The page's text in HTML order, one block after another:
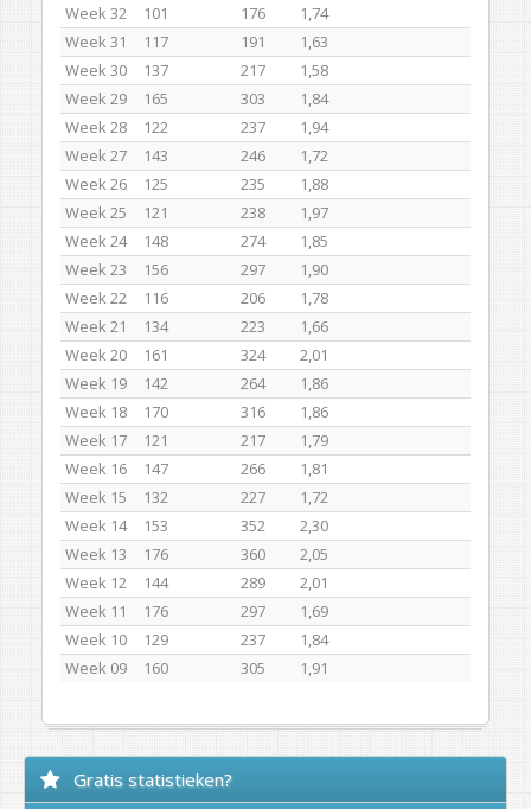
Week 32
101 176
1,74
Week 31
117 191
1,63
Week 30
137 217
1,58
Week 29
165 303
1,84
Week 28
122 237
1,94
Week 27
143 246
1,72
Week 26
125 235
1,88
Week 25
121 238
1,97
Week 24
148 274
1,85
Week 23
156 297
1,90
Week 22
116 206
1,78
Week 21
134 223
1,66
Week 20
161 324
2,01
Week 19
142 264
1,86
Week 18
170 316
1,86
Week 17
121 217
1,79
Week 16
147 266
1,81
Week 15
132 227
1,72
Week 14
153 352
2,30
Week 13
176 360
2,05
Week 12
144 289
2,01
Week 11
176 297
1,69
Week 10
129 237
1,84
Week 09
160 305 1,91
Gratis statistieken?